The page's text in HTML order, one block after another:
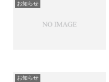
お知らせ
お知らせ